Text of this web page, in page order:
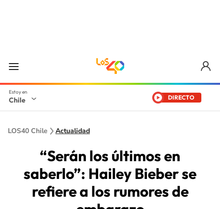
Chile DIRECTO
LOS40 Chile Actualidad
“Serán los últimos en
saberlo”: Hailey Bieber se
refiere a los rumores de